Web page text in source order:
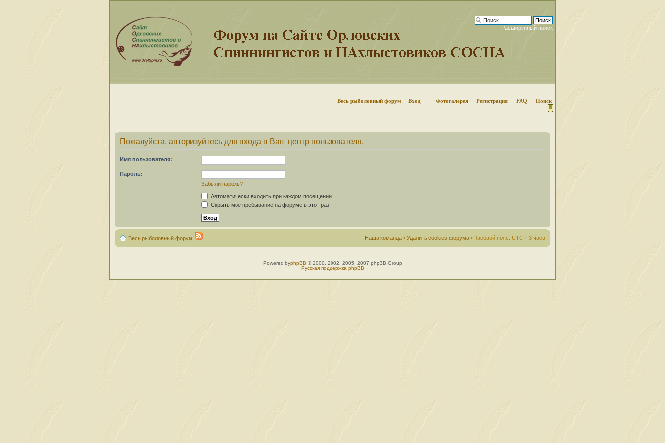
Расширенный поиск
Весь рыболовный форум Вход Фотогалерея Регистрация FAQ Поиск
Пожалуйста, авторизуйтесь для входа в Ваш центр пользователя.
Имя пользователя:
Пароль:
Забыли пароль?
Автоматически входить при каждом посещении
Скрыть мое пребывание на форуме в этот раз
Весь рыболовный форум Наша команда • Удалить cookies форума • Часовой пояс: UTC + 3 часа
Powered byphpBB © 2000, 2002, 2005, 2007 phpBB Group
Русская поддержка phpBB